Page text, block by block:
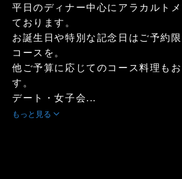
平日のディナー中心にアラカルト
ております。
お誕生日や特別な記念日はご予約
コースを。
他ご予算に応じてのコース料理も
す。
デート・女子会...
もっと見る